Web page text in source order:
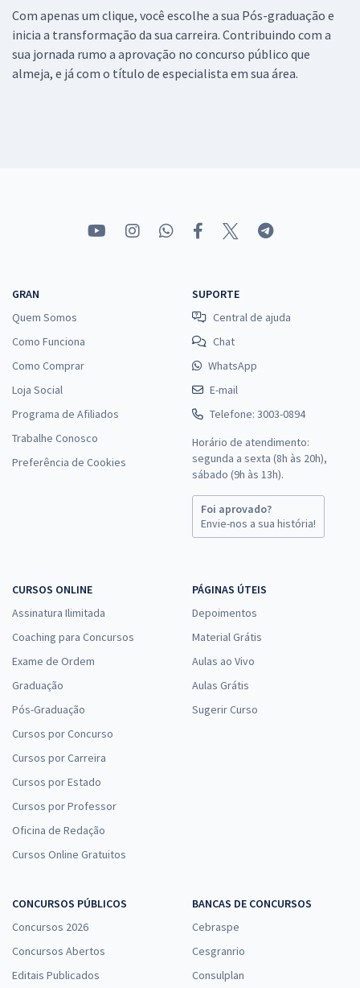
Com apenas um clique, você escolhe a sua Pós-graduação e
inicia a transformação da sua carreira. Contribuindo com a
sua jornada rumo a aprovação no concurso público que
almeja, e já com o título de especialista em sua área.
GRAN
Quem Somos
Como Funciona
Como Comprar
Loja Social
Programa de Afiliados
Trabalhe Conosco
Preferência de Cookies
SUPORTE
Central de ajuda
Chat
WhatsApp
E-mail
Telefone: 3003-0894
Horário de atendimento:
segunda a sexta (8h às 20h),
sábado (9h às 13h).
Foi aprovado?
Envie-nos a sua história!
CURSOS ONLINE
Assinatura Ilimitada
Coaching para Concursos
Exame de Ordem
Graduação
Pós-Graduação
Cursos por Concurso
Cursos por Carreira
Cursos por Estado
Cursos por Professor
Oficina de Redação
Cursos Online Gratuitos
PÁGINAS ÚTEIS
Depoimentos
Material Grátis
Aulas ao Vivo
Aulas Grátis
Sugerir Curso
CONCURSOS PÚBLICOS
Concursos 2026
Concursos Abertos
Editais Publicados
BANCAS DE CONCURSOS
Cebraspe
Cesgranrio
Consulplan